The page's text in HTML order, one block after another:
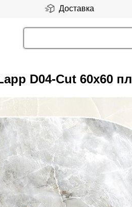
Доставка
D04-Cut 60x60